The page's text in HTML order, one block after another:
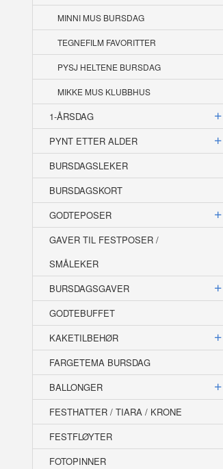
MINNI MUS BURSDAG
TEGNEFILM FAVORITTER
PYSJ HELTENE BURSDAG
MIKKE MUS KLUBBHUS
1-ÅRSDAG
PYNT ETTER ALDER
BURSDAGSLEKER
BURSDAGSKORT
GODTEPOSER
GAVER TIL FESTPOSER /
SMÅLEKER
BURSDAGSGAVER
GODTEBUFFET
KAKETILBEHØR
FARGETEMA BURSDAG
BALLONGER
FESTHATTER / TIARA / KRONE
FESTFLØYTER
FOTOPINNER